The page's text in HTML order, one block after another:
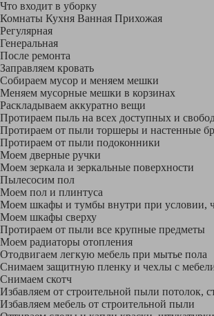
Что входит в уборку
Регу­лярная
Гене­ральная
После ремонта
Заправляем кровать
Собираем мусор и меняем мешки
Меняем мусорные мешки в корзинах
Раскладываем аккуратно вещи
Протираем пыль на всех доступных и
Протираем от пыли торшеры и настенные
Протираем от пыли подоконники
Моем дверные ручки
Моем зеркала и зеркальные поверхности
Пылесосим пол
Моем пол и плинтуса
Моем шкафы и тумбы внутри при условии,
Моем шкафы сверху
Протираем от пыли все крупные предметы
Моем радиаторы отопления
Отодвигаем легкую мебель при мытье пола
Снимаем защитную пленку и чехлы с
Снимаем скотч
Избавляем от строительной пыли потолок,
Избавляем мебель от строительной пыли